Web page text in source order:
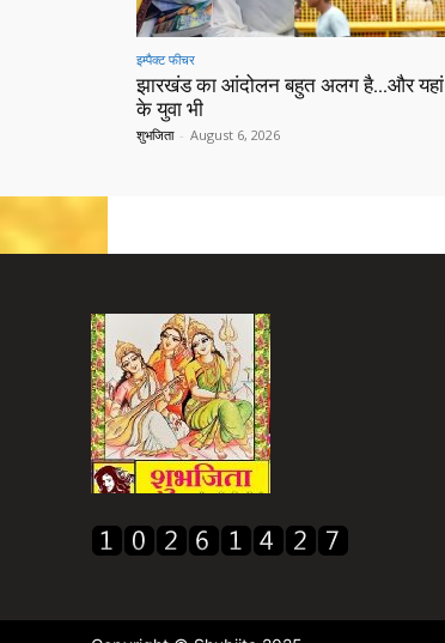
इम्पैक्ट फीचर
झारखंड का आंदोलन बहुत अलग है…और यहां
के युवा भी
शुभजिता - August 6, 2026